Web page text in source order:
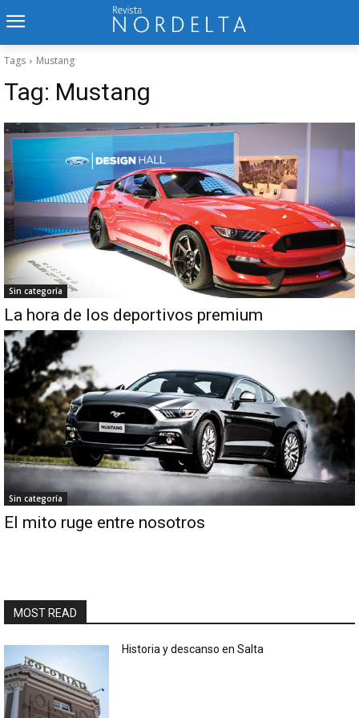
Tags Mustang
Tag: Mustang
Sin categoría
La hora de los deportivos premium
Sin categoría
El mito ruge entre nosotros
MOST READ
Historia y descanso en Salta